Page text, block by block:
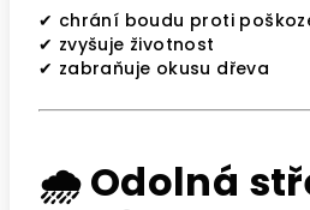
✔ chrání boudu proti
✔ zvyšuje životnost
✔ zabraňuje okusu dřeva
🌧 Odolná